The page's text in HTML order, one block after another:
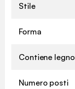
Stile
Forma
Contiene legno
Numero posti